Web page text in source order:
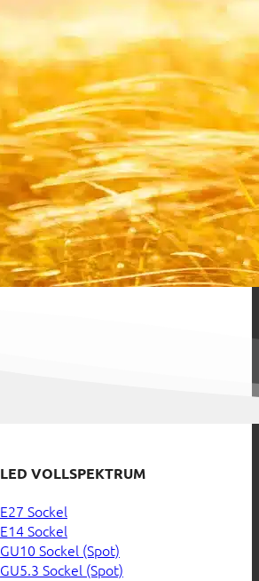
LED VOLLSPEKTRUM
E27 Sockel
E14 Sockel
GU10 Sockel (Spot)
GU5.3 Sockel (Spot)